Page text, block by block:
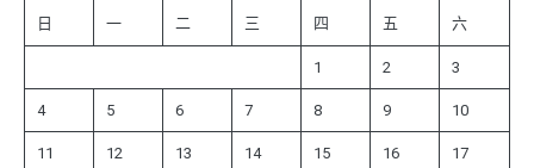
日 一 二 三 四 五 六
1 2 3
4 5 6 7 8 9 10
11 12 13 14 15 16 17